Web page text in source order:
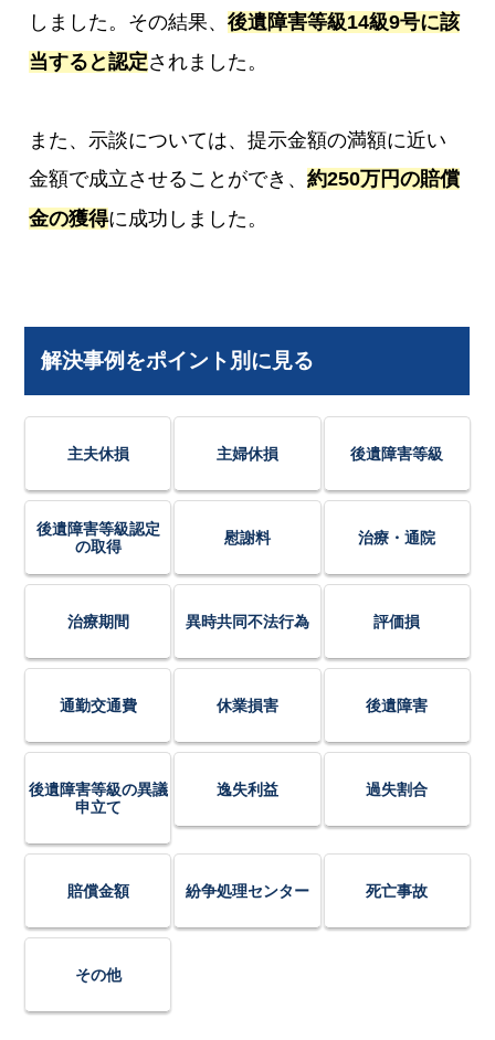
しました。その結果、後遺障害等級14級9号に該
当すると認定されました。
また、示談については、提示金額の満額に近い
金額で成立させることができ、約250万円の賠償
金の獲得に成功しました。
解決事例をポイント別に見る
主夫休損 主婦休損 後遺障害等級
後遺障害等級認定
の取得
慰謝料 治療・通院
治療期間 異時共同不法行為 評価損
通勤交通費 休業損害 後遺障害
後遺障害等級の異議
申立て
逸失利益 過失割合
賠償金額 紛争処理センター 死亡事故
その他